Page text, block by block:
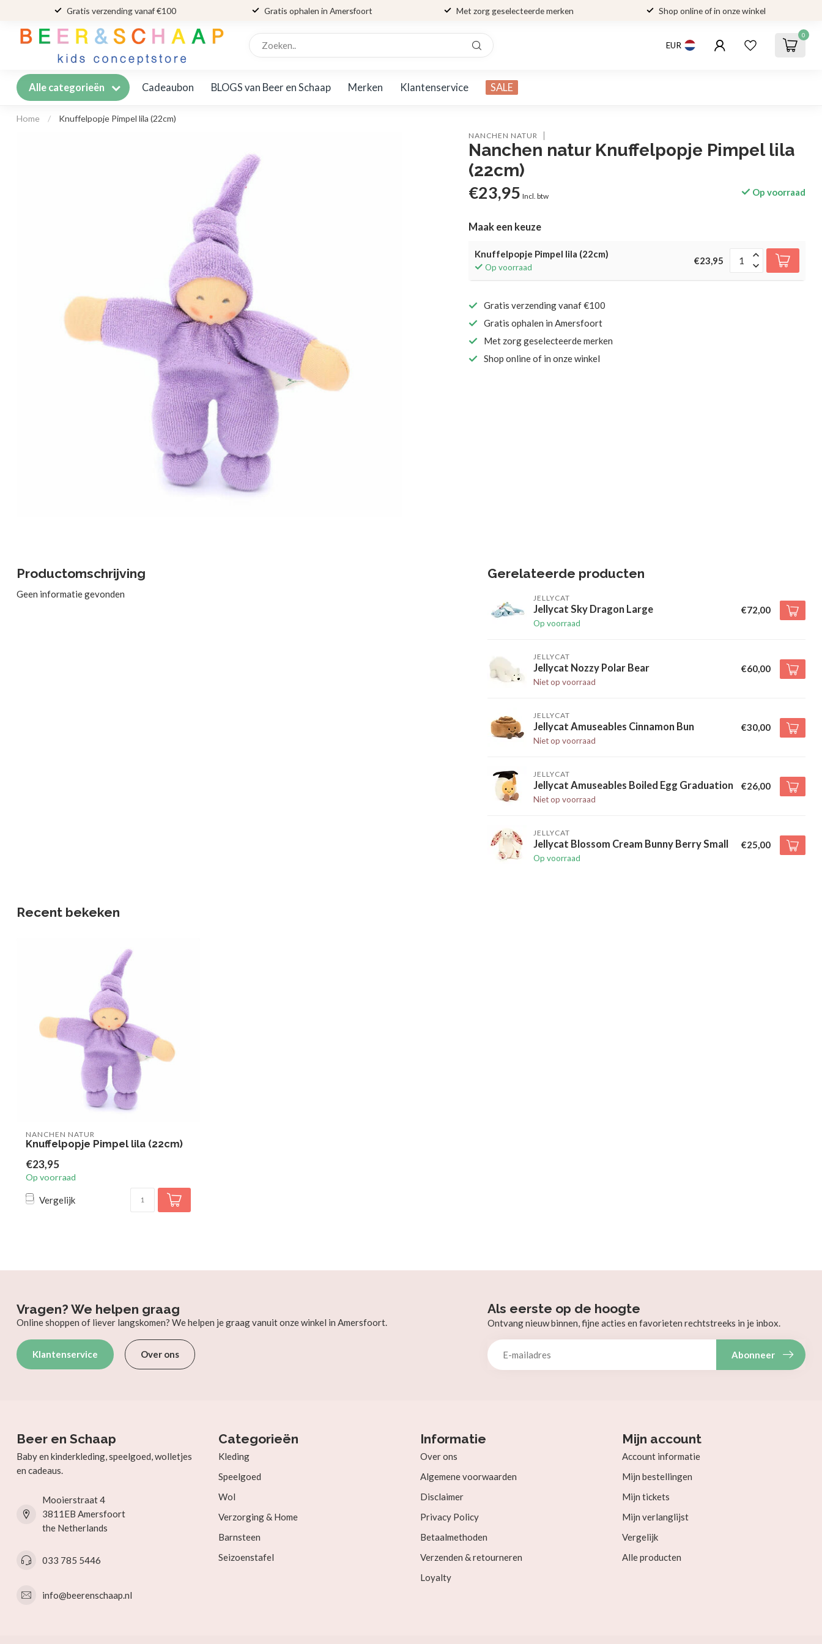
Gratis verzending vanaf €100 Gratis ophalen in Amersfoort Met zorg geselecteerde merken Shop online of in onze winkel
EUR
0
Alle categorieën Cadeaubon BLOGS van Beer en Schaap Merken Klantenservice SALE
Home / Knuffelpopje Pimpel lila (22cm)
NANCHEN NATUR
Nanchen natur Knuffelpopje Pimpel lila
(22cm)
€23,95 Incl. btw Op voorraad
Maak een keuze
Knuffelpopje Pimpel lila (22cm)
Op voorraad
€23,95
Gratis verzending vanaf €100
Gratis ophalen in Amersfoort
Met zorg geselecteerde merken
Shop online of in onze winkel
Productomschrijving
Geen informatie gevonden
Gerelateerde producten
JELLYCAT
Jellycat Sky Dragon Large
Op voorraad
€72,00
JELLYCAT
Jellycat Nozzy Polar Bear
Niet op voorraad
€60,00
JELLYCAT
Jellycat Amuseables Cinnamon Bun
Niet op voorraad
€30,00
JELLYCAT
Jellycat Amuseables Boiled Egg Graduation
Niet op voorraad
€26,00
JELLYCAT
Jellycat Blossom Cream Bunny Berry Small
Op voorraad
€25,00
Recent bekeken
NANCHEN NATUR
Knuffelpopje Pimpel lila (22cm)
€23,95
Op voorraad
Vergelijk
Vragen? We helpen graag
Online shoppen of liever langskomen? We helpen je graag vanuit onze winkel in Amersfoort.
Klantenservice Over ons
Als eerste op de hoogte
Ontvang nieuw binnen, fijne acties en favorieten rechtstreeks in je inbox.
Abonneer
Beer en Schaap
Baby en kinderkleding, speelgoed, wolletjes
en cadeaus.
Mooierstraat 4
3811EB Amersfoort
the Netherlands
033 785 5446
info@beerenschaap.nl
Categorieën
Kleding
Speelgoed
Wol
Verzorging & Home
Barnsteen
Seizoenstafel
Informatie
Over ons
Algemene voorwaarden
Disclaimer
Privacy Policy
Betaalmethoden
Verzenden & retourneren
Loyalty
Mijn account
Account informatie
Mijn bestellingen
Mijn tickets
Mijn verlanglijst
Vergelijk
Alle producten